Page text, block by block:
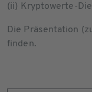
(ii) Kryptowerte-
Die Präsentation
finden.